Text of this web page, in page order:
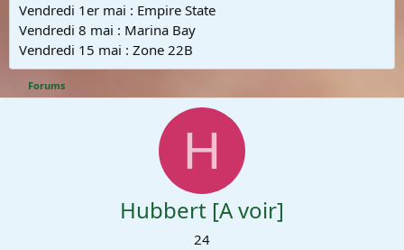
Vendredi 1er mai : Empire State
Vendredi 8 mai : Marina Bay
Vendredi 15 mai : Zone 22B
Forums
H
Hubbert [A voir]
24